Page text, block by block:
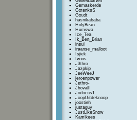
Gemaskerde
GotenksS
Goudt
hasnikababa
HolyBean
Humswa
Ice_Tea
Ik_Ben_Brian
insul
iraanse_malloot
Isjiek
Ivoos
J3thro
Jazpkip
JeeWeeJ
jeroenpower
Jethro-
Jhovall
Jodocus1
JoopUitdeknoop
joostieh
justaguy
JustLikeSnow
Kamikees